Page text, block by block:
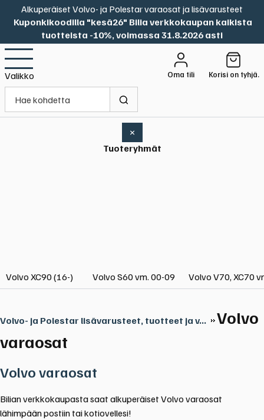
Alkuperäiset Volvo- ja Polestar varaosat ja lisävarusteet
Kuponkikoodilla "kesä26" Bilia verkkokaupan kaikista
tuotteista -10%, voimassa 31.8.2026 asti
Valikko Oma tili Korisi on tyhjä.
×
Tuoteryhmät
Volvo XC90 (16-) Volvo S60 vm. 00-09 Volvo V70, XC70
Volvo- ja Polestar lisävarusteet, tuotteet ja v...
Volvo
varaosat
Volvo varaosat
Bilian verkkokaupasta saat alkuperäiset Volvo varaosat
lähimpään postiin tai kotiovellesi!